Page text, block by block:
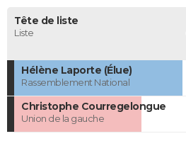
Tête de liste
Liste
Hélène Laporte (Élue)
Rassemblement National
Christophe Courregelongue
Union de la gauche